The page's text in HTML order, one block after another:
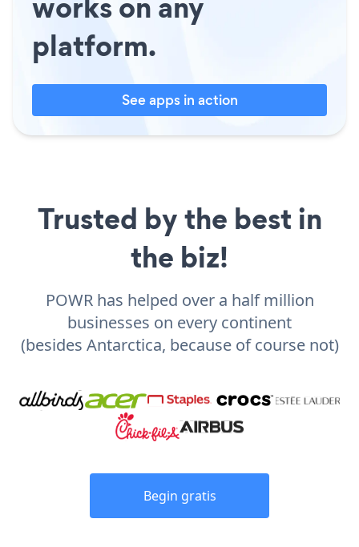
platform.
See apps in action
Trusted by the best in
the biz!
POWR has helped over a half million
businesses on every continent
(besides Antarctica, because of course not)
Begin gratis